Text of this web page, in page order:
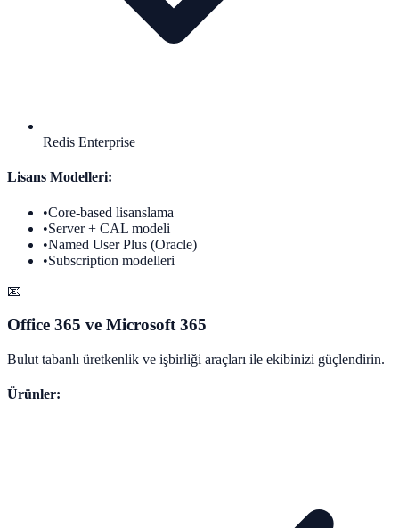
Redis Enterprise
Lisans Modelleri:
•Core-based lisanslama
•Server + CAL modeli
•Named User Plus (Oracle)
•Subscription modelleri
📧
Office 365 ve Microsoft 365
Bulut tabanlı üretkenlik ve işbirliği araçları ile ekibinizi güçlendirin.
Ürünler: